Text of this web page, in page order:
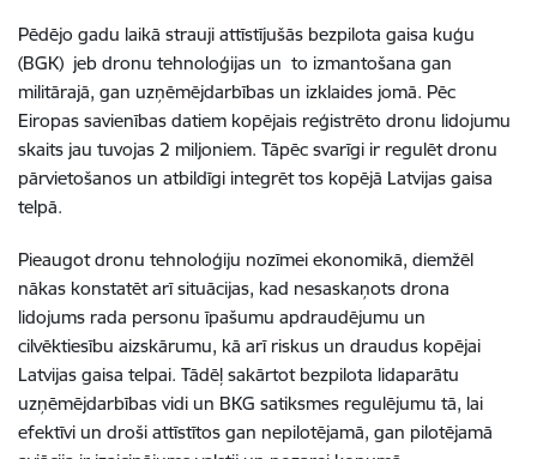
Pēdējo gadu laikā strauji attīstījušās bezpilota gaisa kuģu
(BGK) jeb dronu tehnoloģijas un to izmantošana gan
militārajā, gan uzņēmējdarbības un izklaides jomā. Pēc
Eiropas savienības datiem kopējais reģistrēto dronu lidojumu
skaits jau tuvojas 2 miljoniem. Tāpēc svarīgi ir regulēt dronu
pārvietošanos un atbildīgi integrēt tos kopējā Latvijas gaisa
telpā.
Pieaugot dronu tehnoloģiju nozīmei ekonomikā, diemžēl
nākas konstatēt arī situācijas, kad nesaskaņots drona
lidojums rada personu īpašumu apdraudējumu un
cilvēktiesību aizskārumu, kā arī riskus un draudus kopējai
Latvijas gaisa telpai. Tādēļ sakārtot bezpilota lidaparātu
uzņēmējdarbības vidi un BKG satiksmes regulējumu tā, lai
efektīvi un droši attīstītos gan nepilotējamā, gan pilotējamā